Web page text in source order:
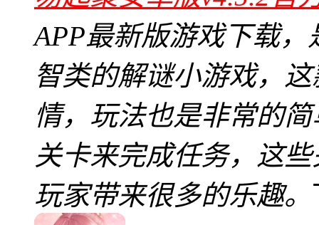
APP最新版游戏下载
智类的解谜小游戏，
情，玩法也是非常的
关卡来完成任务，这
玩家带来很多的乐趣。